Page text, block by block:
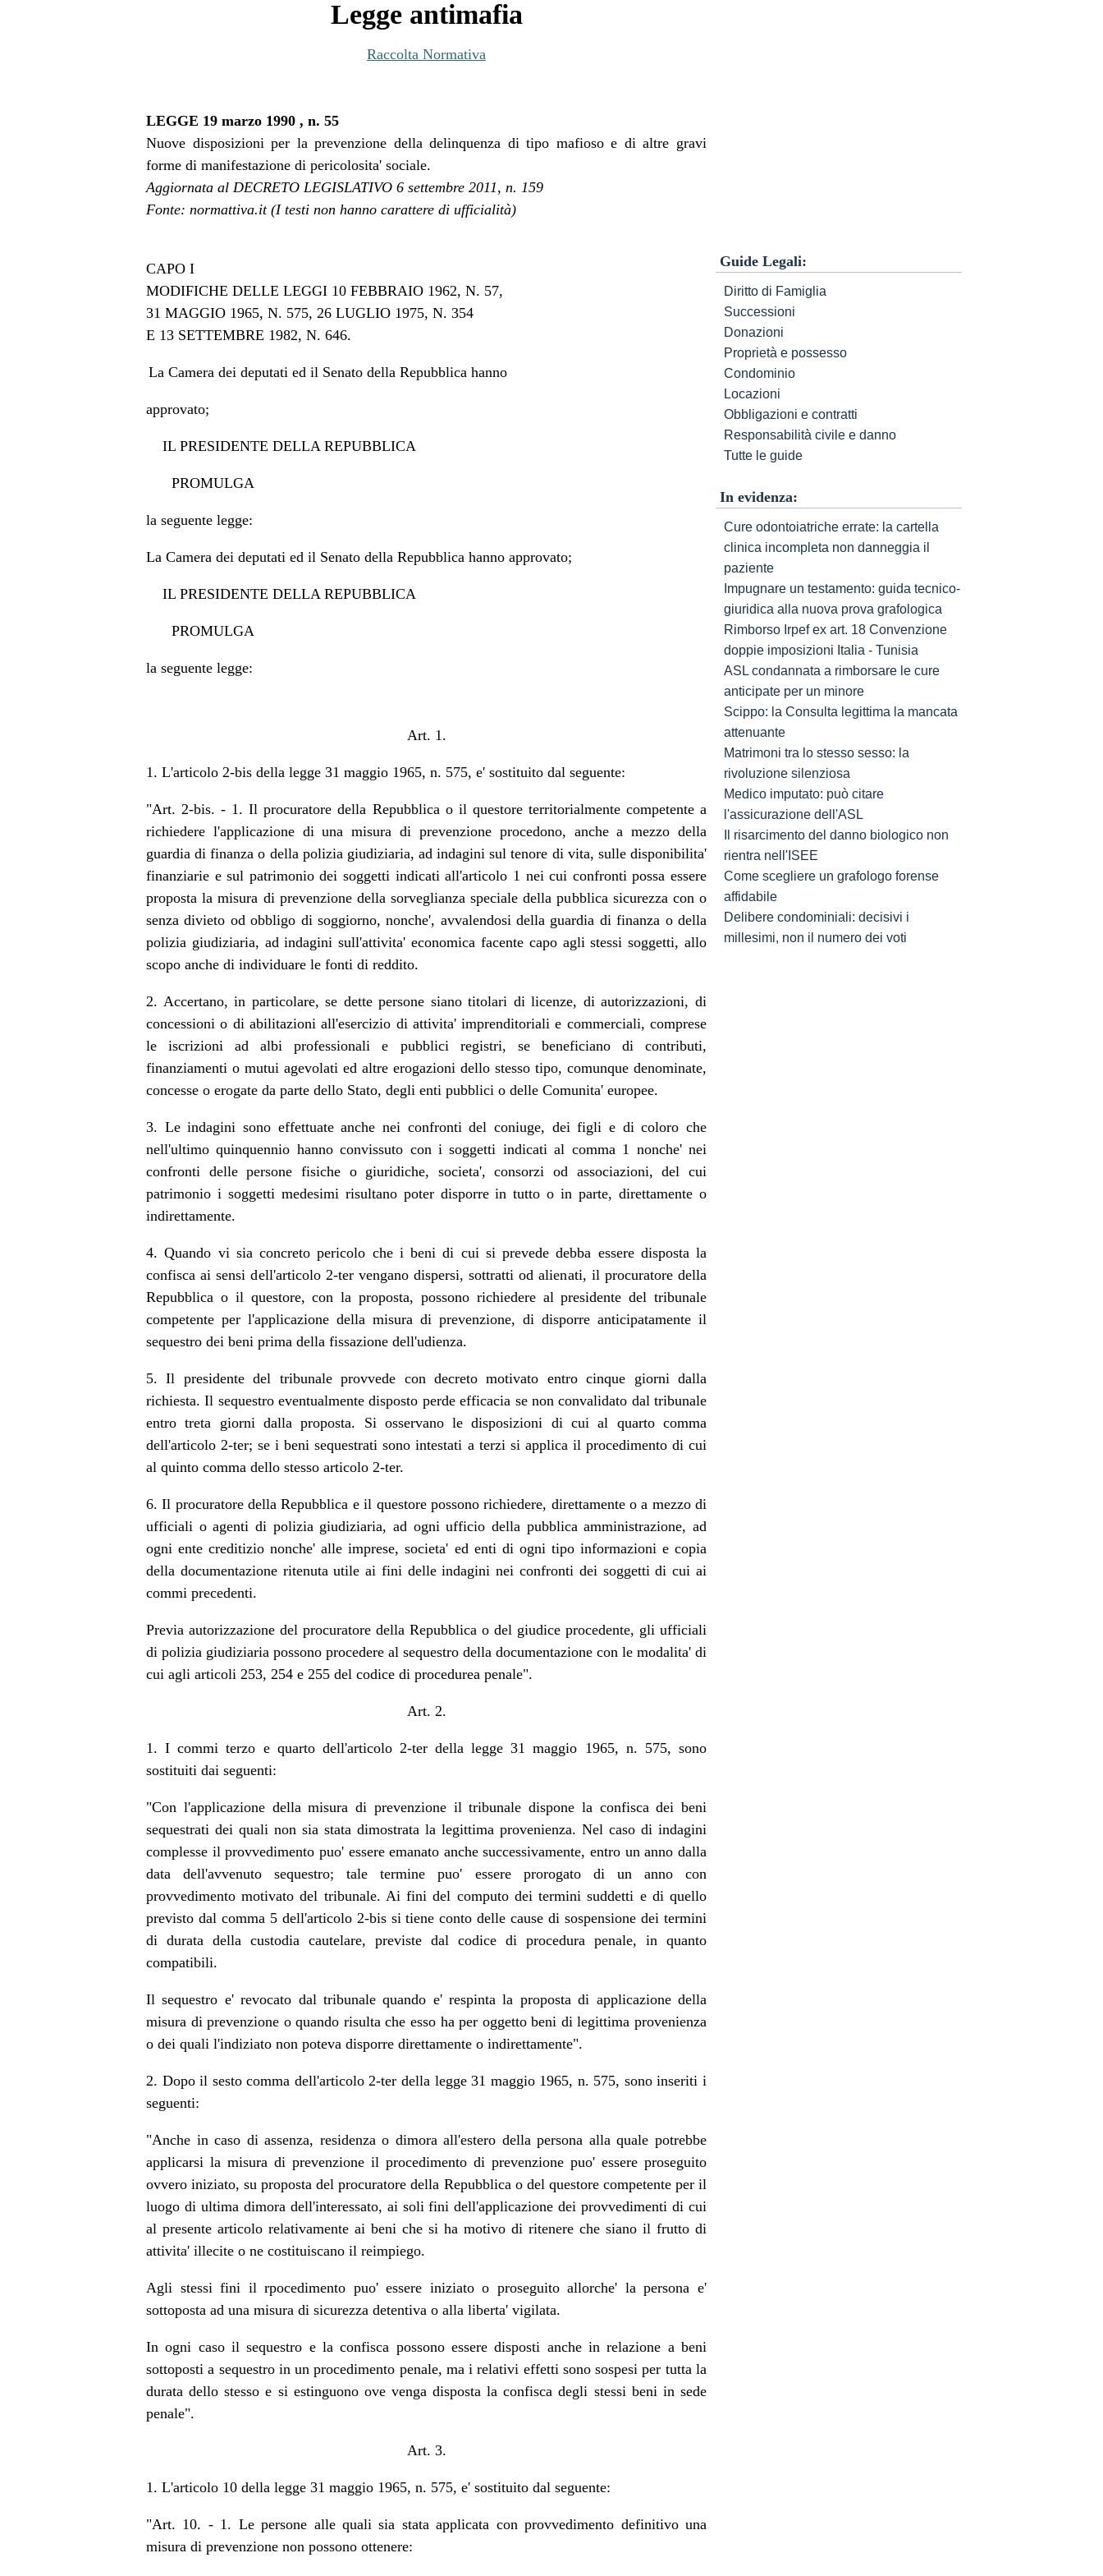
Legge antimafia
Raccolta Normativa
LEGGE 19 marzo 1990 , n. 55
Nuove disposizioni per la prevenzione della delinquenza di tipo mafioso e di altre gravi
forme di manifestazione di pericolosita' sociale.
Aggiornata al DECRETO LEGISLATIVO 6 settembre 2011, n. 159
Fonte: normattiva.it (I testi non hanno carattere di ufficialità)
CAPO I
MODIFICHE DELLE LEGGI 10 FEBBRAIO 1962, N. 57,
31 MAGGIO 1965, N. 575, 26 LUGLIO 1975, N. 354
E 13 SETTEMBRE 1982, N. 646.
La Camera dei deputati ed il Senato della Repubblica hanno
approvato;
IL PRESIDENTE DELLA REPUBBLICA
PROMULGA
la seguente legge:
La Camera dei deputati ed il Senato della Repubblica hanno approvato;
IL PRESIDENTE DELLA REPUBBLICA
PROMULGA
la seguente legge:
Art. 1.
1. L'articolo 2-bis della legge 31 maggio 1965, n. 575, e' sostituito dal seguente:
"Art. 2-bis. - 1. Il procuratore della Repubblica o il questore territorialmente competente a
richiedere l'applicazione di una misura di prevenzione procedono, anche a mezzo della
guardia di finanza o della polizia giudiziaria, ad indagini sul tenore di vita, sulle disponibilita'
finanziarie e sul patrimonio dei soggetti indicati all'articolo 1 nei cui confronti possa essere
proposta la misura di prevenzione della sorveglianza speciale della pubblica sicurezza con o
senza divieto od obbligo di soggiorno, nonche', avvalendosi della guardia di finanza o della
polizia giudiziaria, ad indagini sull'attivita' economica facente capo agli stessi soggetti, allo
scopo anche di individuare le fonti di reddito.
2. Accertano, in particolare, se dette persone siano titolari di licenze, di autorizzazioni, di
concessioni o di abilitazioni all'esercizio di attivita' imprenditoriali e commerciali, comprese
le iscrizioni ad albi professionali e pubblici registri, se beneficiano di contributi,
finanziamenti o mutui agevolati ed altre erogazioni dello stesso tipo, comunque denominate,
concesse o erogate da parte dello Stato, degli enti pubblici o delle Comunita' europee.
3. Le indagini sono effettuate anche nei confronti del coniuge, dei figli e di coloro che
nell'ultimo quinquennio hanno convissuto con i soggetti indicati al comma 1 nonche' nei
confronti delle persone fisiche o giuridiche, societa', consorzi od associazioni, del cui
patrimonio i soggetti medesimi risultano poter disporre in tutto o in parte, direttamente o
indirettamente.
4. Quando vi sia concreto pericolo che i beni di cui si prevede debba essere disposta la
confisca ai sensi dell'articolo 2-ter vengano dispersi, sottratti od alienati, il procuratore della
Repubblica o il questore, con la proposta, possono richiedere al presidente del tribunale
competente per l'applicazione della misura di prevenzione, di disporre anticipatamente il
sequestro dei beni prima della fissazione dell'udienza.
5. Il presidente del tribunale provvede con decreto motivato entro cinque giorni dalla
richiesta. Il sequestro eventualmente disposto perde efficacia se non convalidato dal tribunale
entro treta giorni dalla proposta. Si osservano le disposizioni di cui al quarto comma
dell'articolo 2-ter; se i beni sequestrati sono intestati a terzi si applica il procedimento di cui
al quinto comma dello stesso articolo 2-ter.
6. Il procuratore della Repubblica e il questore possono richiedere, direttamente o a mezzo di
ufficiali o agenti di polizia giudiziaria, ad ogni ufficio della pubblica amministrazione, ad
ogni ente creditizio nonche' alle imprese, societa' ed enti di ogni tipo informazioni e copia
della documentazione ritenuta utile ai fini delle indagini nei confronti dei soggetti di cui ai
commi precedenti.
Previa autorizzazione del procuratore della Repubblica o del giudice procedente, gli ufficiali
di polizia giudiziaria possono procedere al sequestro della documentazione con le modalita' di
cui agli articoli 253, 254 e 255 del codice di procedurea penale".
Art. 2.
1. I commi terzo e quarto dell'articolo 2-ter della legge 31 maggio 1965, n. 575, sono
sostituiti dai seguenti:
"Con l'applicazione della misura di prevenzione il tribunale dispone la confisca dei beni
sequestrati dei quali non sia stata dimostrata la legittima provenienza. Nel caso di indagini
complesse il provvedimento puo' essere emanato anche successivamente, entro un anno dalla
data dell'avvenuto sequestro; tale termine puo' essere prorogato di un anno con
provvedimento motivato del tribunale. Ai fini del computo dei termini suddetti e di quello
previsto dal comma 5 dell'articolo 2-bis si tiene conto delle cause di sospensione dei termini
di durata della custodia cautelare, previste dal codice di procedura penale, in quanto
compatibili.
Il sequestro e' revocato dal tribunale quando e' respinta la proposta di applicazione della
misura di prevenzione o quando risulta che esso ha per oggetto beni di legittima provenienza
o dei quali l'indiziato non poteva disporre direttamente o indirettamente".
2. Dopo il sesto comma dell'articolo 2-ter della legge 31 maggio 1965, n. 575, sono inseriti i
seguenti:
"Anche in caso di assenza, residenza o dimora all'estero della persona alla quale potrebbe
applicarsi la misura di prevenzione il procedimento di prevenzione puo' essere proseguito
ovvero iniziato, su proposta del procuratore della Repubblica o del questore competente per il
luogo di ultima dimora dell'interessato, ai soli fini dell'applicazione dei provvedimenti di cui
al presente articolo relativamente ai beni che si ha motivo di ritenere che siano il frutto di
attivita' illecite o ne costituiscano il reimpiego.
Agli stessi fini il rpocedimento puo' essere iniziato o proseguito allorche' la persona e'
sottoposta ad una misura di sicurezza detentiva o alla liberta' vigilata.
In ogni caso il sequestro e la confisca possono essere disposti anche in relazione a beni
sottoposti a sequestro in un procedimento penale, ma i relativi effetti sono sospesi per tutta la
durata dello stesso e si estinguono ove venga disposta la confisca degli stessi beni in sede
penale".
Art. 3.
1. L'articolo 10 della legge 31 maggio 1965, n. 575, e' sostituito dal seguente:
"Art. 10. - 1. Le persone alle quali sia stata applicata con provvedimento definitivo una
misura di prevenzione non possono ottenere:
Guide Legali:
Diritto di Famiglia
Successioni
Donazioni
Proprietà e possesso
Condominio
Locazioni
Obbligazioni e contratti
Responsabilità civile e danno
Tutte le guide
In evidenza:
Cure odontoiatriche errate: la cartella
clinica incompleta non danneggia il
paziente
Impugnare un testamento: guida tecnico-
giuridica alla nuova prova grafologica
Rimborso Irpef ex art. 18 Convenzione
doppie imposizioni Italia - Tunisia
ASL condannata a rimborsare le cure
anticipate per un minore
Scippo: la Consulta legittima la mancata
attenuante
Matrimoni tra lo stesso sesso: la
rivoluzione silenziosa
Medico imputato: può citare
l'assicurazione dell'ASL
Il risarcimento del danno biologico non
rientra nell'ISEE
Come scegliere un grafologo forense
affidabile
Delibere condominiali: decisivi i
millesimi, non il numero dei voti